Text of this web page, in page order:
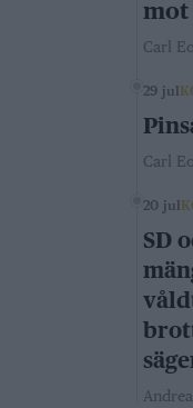
mot
Carl
29 jul
Carl
20 jul
SD